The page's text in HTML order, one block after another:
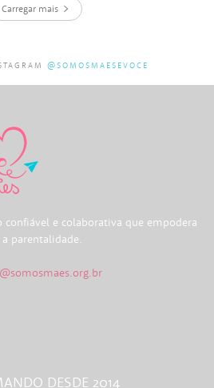
Carregar mais
@SOMOSMAESEVOCE
confiável e colaborativa que empodera
parentalidade.
DESDE 2014